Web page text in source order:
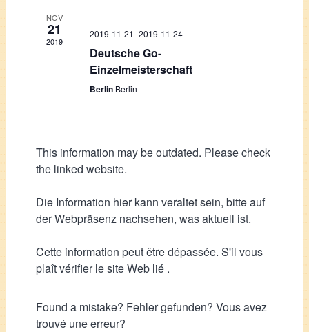
NOV
21
2019
2019-11-21–2019-11-24
Deutsche Go-
Einzelmeisterschaft
Berlin Berlin
This information may be outdated. Please check
the linked website.
Die Information hier kann veraltet sein, bitte auf
der Webpräsenz nachsehen, was aktuell ist.
Cette information peut être dépassée. S'il vous
plaît vérifier le site Web lié .
Found a mistake? Fehler gefunden? Vous avez
trouvé une erreur?